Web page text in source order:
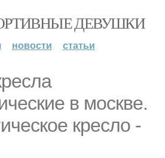
ДЕВУШКИ
новости статьи
в москве.
кресло -